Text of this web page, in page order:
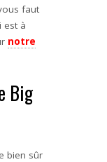
faut
est à
notre
Big
bien sûr